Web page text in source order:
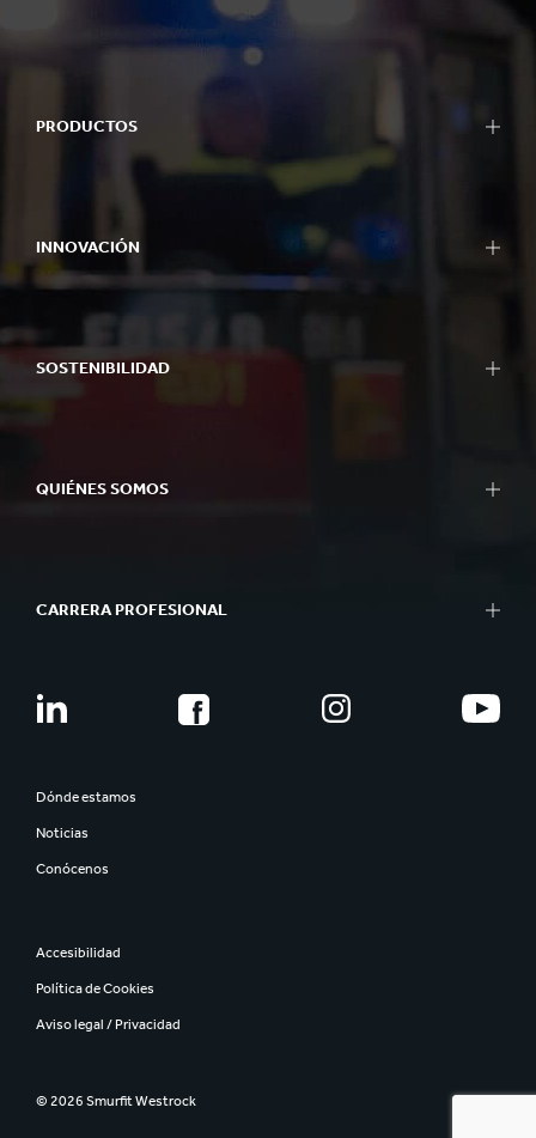
PRODUCTOS
INNOVACIÓN
SOSTENIBILIDAD
QUIÉNES SOMOS
CARRERA PROFESIONAL
Dónde estamos
Noticias
Conócenos
Accesibilidad
Política de Cookies
Aviso legal / Privacidad
© 2026 Smurfit Westrock